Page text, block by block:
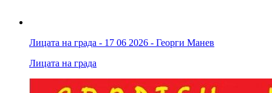
Лицата на града - 17 06 2026 - Георги Манев
Лицата на града